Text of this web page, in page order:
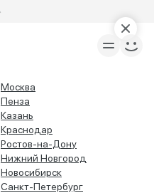
Москва
Пенза
Казань
Краснодар
Ростов-на-Дону
Нижний Новгород
Новосибирск
Санкт-Петербург